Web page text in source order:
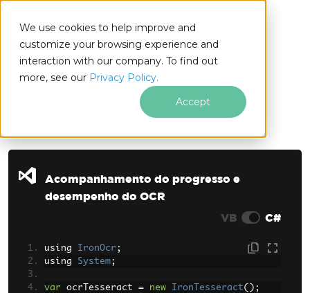
We use cookies to help improve and
customize your browsing experience and
interaction with our company. To find out
more, see our Privacy Policy.
Accept
.NET
Acompanhamento do progresso e
desempenho do OCR
VB
C#
using IronOcr ;
using System;
var ocrTesseract = new IronTesseract();